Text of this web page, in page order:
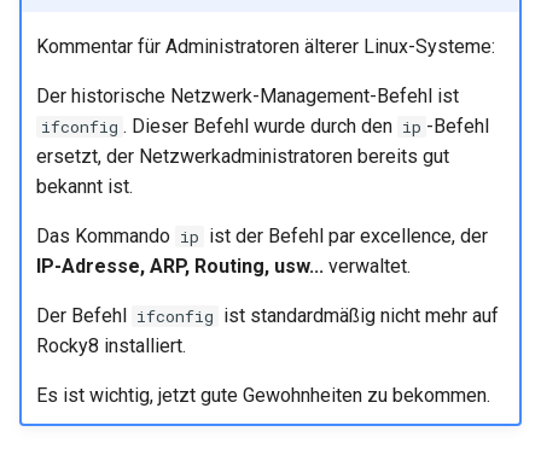
Kommentar für Administratoren älterer Linux-Systeme:
Der historische Netzwerk-Management-Befehl ist
ifconfig . Dieser Befehl wurde durch den ip -Befehl
ersetzt, der Netzwerkadministratoren bereits gut
bekannt ist.
Das Kommando ip ist der Befehl par excellence, der
IP-Adresse, ARP, Routing, usw...verwaltet.
Der Befehl ifconfig ist standardmäßig nicht mehr auf
Rocky8 installiert.
Es ist wichtig, jetzt gute Gewohnheiten zu bekommen.